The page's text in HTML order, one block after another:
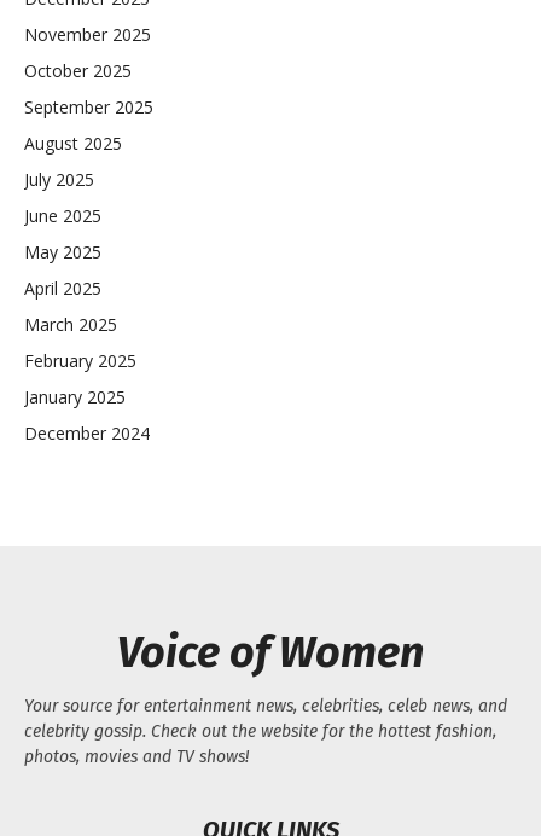
November 2025
October 2025
September 2025
August 2025
July 2025
June 2025
May 2025
April 2025
March 2025
February 2025
January 2025
December 2024
Voice of Women
Your source for entertainment news, celebrities, celeb news, and
celebrity gossip. Check out the website for the hottest fashion,
photos, movies and TV shows!